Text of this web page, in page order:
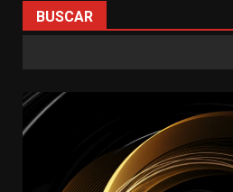
BUSCAR